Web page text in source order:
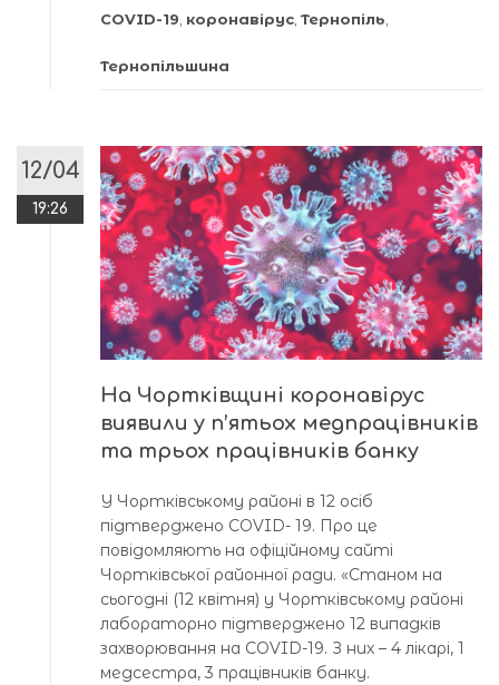
COVID-19 коронавірус Тернопіль
Тернопільшина
12/04
19:26
На Чортківщині коронавірус
виявили у п’ятьох медпрацівників
та трьох працівників банку
У Чортківському районі в 12 осіб
підтверджено COVID- 19. Про це
повідомляють на офіційному сайті
Чортківської районної ради. «Станом на
сьогодні (12 квітня) у Чортківському районі
лабораторно підтверджено 12 випадків
захворювання на COVID-19. З них – 4 лікарі, 1
медсестра, 3 працівників банку.